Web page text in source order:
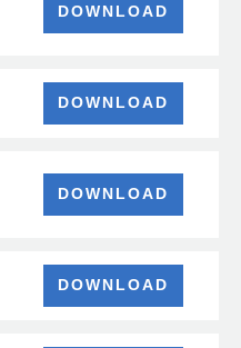
DOWNLOAD
DOWNLOAD
DOWNLOAD
DOWNLOAD